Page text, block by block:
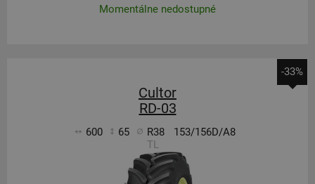
Momentálne nedostupné
-33%
Cultor
RD-03
600 65 R38
153/156D/A8
TL